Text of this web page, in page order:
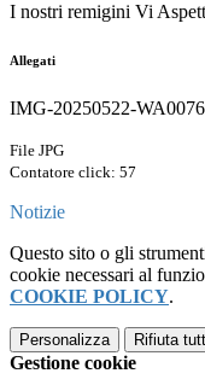
I nostri remigini Vi
Allegati
IMG-20250522-
File JPG
Contatore click: 57
Notizie
Questo sito o gli
cookie necessari al
COOKIE POLICY.
Personalizza Rifiuta
Gestione cookie